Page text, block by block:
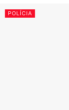
POLÍCIA